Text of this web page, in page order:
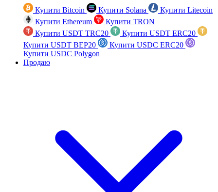
Купити Bitcoin Купити Solana
Купити Litecoin
Купити Ethereum
Купити TRON
Купити USDT TRC20
Купити USDT ERC20
Купити USDT BEP20
Купити USDC ERC20
Купити USDC Polygon
Продаю